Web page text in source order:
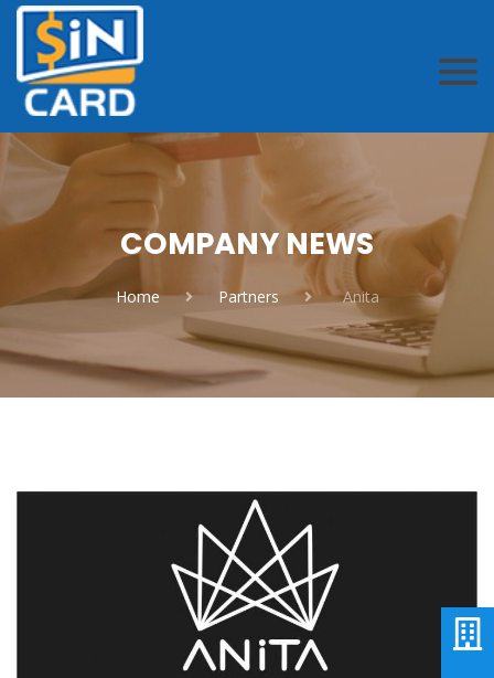
COMPANY NEWS
Home Partners Anita